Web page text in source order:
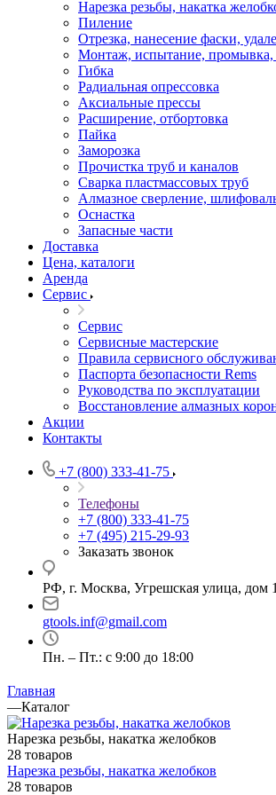
Нарезка резьбы, накатка
Пиление
Отрезка, нанесение фаски,
Монтаж, испытание, промывка,
Гибка
Радиальная опрессовка
Аксиальные прессы
Расширение, отбортовка
Пайка
Заморозка
Прочистка труб и каналов
Сварка пластмассовых труб
Алмазное сверление,
Оснастка
Запасные части
Доставка
Цена, каталоги
Аренда
Сервис
Сервис
Сервисные мастерские
Правила сервисного
Паспорта безопасности Rems
Руководства по эксплуатации
Восстановление алмазных
Акции
Контакты
+7 (800) 333-41-75
Телефоны
+7 (800) 333-41-75
+7 (495) 215-29-93
Заказать звонок
РФ, г. Москва, Угрешская улица, дом
gtools.inf@gmail.com
Пн. – Пт.: с 9:00 до 18:00
Главная
—Каталог
Нарезка резьбы, накатка желобков
28 товаров
Нарезка резьбы, накатка желобков
28 товаров